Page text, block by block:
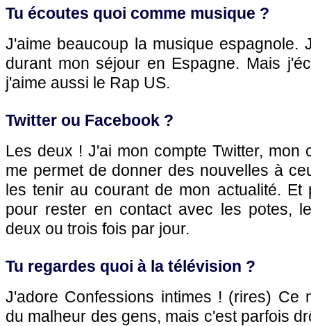
Tu écoutes quoi comme musique ?
J'aime beaucoup la musique espagnole.
durant mon séjour en Espagne. Mais
j'aime aussi le Rap US.
Twitter ou Facebook ?
Les deux ! J'ai mon compte Twitter, mon
me permet de donner des nouvelles à
les tenir au courant de mon actualité. Et
pour rester en contact avec les potes,
deux ou trois fois par jour.
Tu regardes quoi à la télévision ?
J'adore Confessions intimes ! (rires) Ce
du malheur des gens, mais c'est parfois